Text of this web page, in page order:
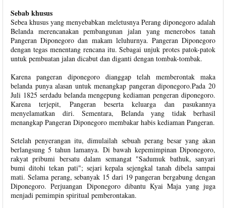
Sebab khusus
Sebea khusus yang menyebabkan meletusnya Perang diponegoro adalah
Belanda merencanakan pembangunan jalan yang menerobos tanah
Pangeran Diponegoro dan makam leluhurnya. Pangeran Diponegoro
dengan tegas menentang rencana itu. Sebagai unjuk protes patok-patok
untuk pembuatan jalan dicabut dan diganti dengan tombak-tombak.
Karena pangeran diponegoro dianggap telah memberontak maka
belanda punya alasan untuk menangkap pangeran diponegoro.Pada 20
Juli 1825 serdadu belanda mengepung kediaman pengeran diponegoro.
Karena terjepit, Pangeran beserta keluarga dan pasukannya
menyelamatkan diri. Sementara, Belanda yang tidak berhasil
menangkap Pangeran Diponegoro membakar habis kediaman Pangeran.
Setelah penyerangan itu, dimulailah sebuah perang besar yang akan
berlangsung 5 tahun lamanya. Di bawah kepemimpinan Diponegoro,
rakyat pribumi bersatu dalam semangat "Sadumuk bathuk, sanyari
bumi ditohi tekan pati"; sejari kepala sejengkal tanah dibela sampai
mati. Selama perang, sebanyak 15 dari 19 pangeran bergabung dengan
Diponegoro. Perjuangan Diponegoro dibantu Kyai Maja yang juga
menjadi pemimpin spiritual pemberontakan.